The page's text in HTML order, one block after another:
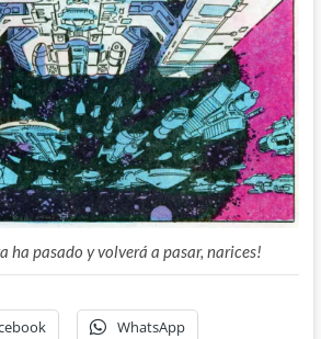
ha pasado y volverá a pasar, narices!
WhatsApp